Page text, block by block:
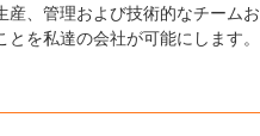
、管理および技術的なチーム
を私達の会社が可能にします。